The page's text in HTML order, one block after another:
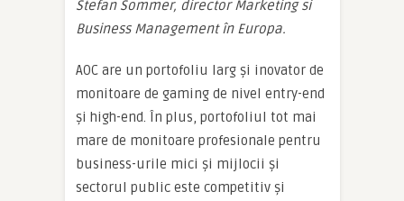
Stefan Sommer, director Marketing si
Business Management în Europa.
AOC are un portofoliu larg și inovator de
monitoare de gaming de nivel entry-end
și high-end. În plus, portofoliul tot mai
mare de monitoare profesionale pentru
business-urile mici și mijlocii și
sectorul public este competitiv și